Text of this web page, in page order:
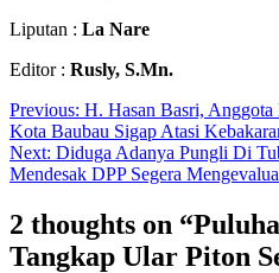
Liputan : La Nare
Editor : Rusly, S.Mn.
Navigasi
pos
Previous: H. Hasan Basri,
Kota Baubau Sigap Atasi
Next: Diduga Adanya Pungli Di
Mendesak DPP Segera
2 thoughts on “
Tangkap Ular Piton